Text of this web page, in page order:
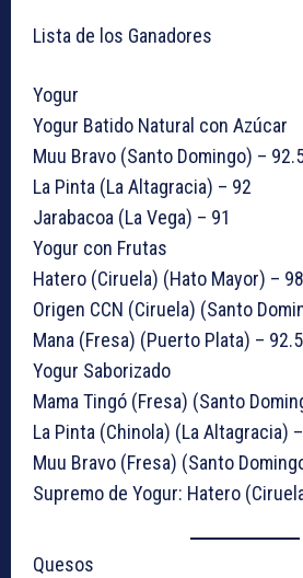
Lista de los Ganadores
Yogur
Yogur Batido Natural con Azúcar
Muu Bravo (Santo Domingo) –
La Pinta (La Altagracia) – 92
Jarabacoa (La Vega) – 91
Yogur con Frutas
Hatero (Ciruela) (Hato Mayor) – 98
Origen CCN (Ciruela) (Santo
Mana (Fresa) (Puerto Plata) – 92.5
Yogur Saborizado
Mama Tingó (Fresa) (Santo
La Pinta (Chinola) (La Altagracia)
Muu Bravo (Fresa) (Santo
Supremo de Yogur: Hatero
Quesos